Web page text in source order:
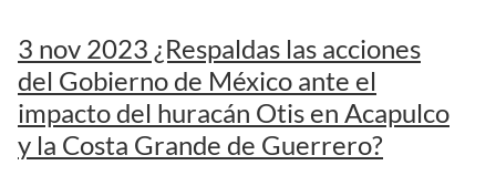
3 nov 2023 ¿Respaldas las acciones
del Gobierno de México ante el
impacto del huracán Otis en Acapulco
y la Costa Grande de Guerrero?